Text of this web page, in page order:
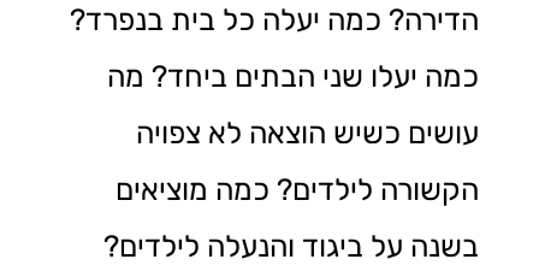
הדירה? כמה יעלה כל בית בנפרד?
כמה יעלו שני הבתים ביחד? מה
עושים כשיש הוצאה לא צפויה
הקשורה לילדים? כמה מוציאים
בשנה על ביגוד והנעלה לילדים?